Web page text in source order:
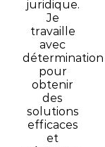
juridique.
Je
travaille
avec
détermination
pour
obtenir
des
solutions
efficaces
et